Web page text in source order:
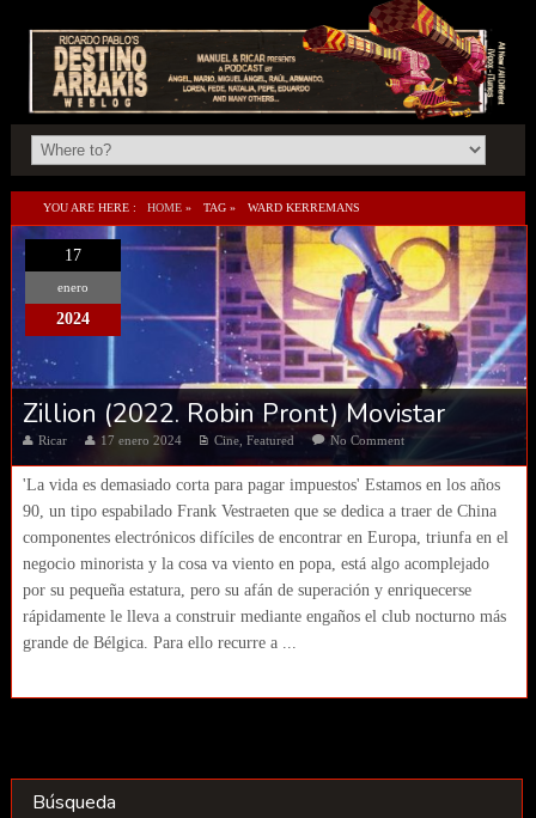
YOU ARE HERE : HOME » TAG » WARD KERREMANS
17
enero
2024
Zillion (2022. Robin Pront) Movistar
Ricar 17 enero 2024 Cine, Featured No Comment
'La vida es demasiado corta para pagar impuestos' Estamos en los años
90, un tipo espabilado Frank Vestraeten que se dedica a traer de China
componentes electrónicos difíciles de encontrar en Europa, triunfa en el
negocio minorista y la cosa va viento en popa, está algo acomplejado
por su pequeña estatura, pero su afán de superación y enriquecerse
rápidamente le lleva a construir mediante engaños el club nocturno más
grande de Bélgica. Para ello recurre a ...
Búsqueda